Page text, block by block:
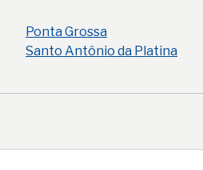
Ponta Grossa
Santo Antônio da Platina